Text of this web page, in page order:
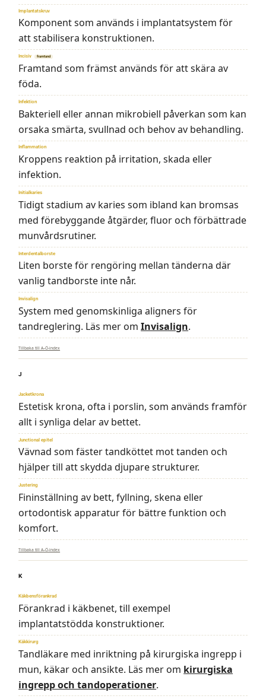
Implantatskruv
Komponent som används i implantatsystem för
att stabilisera konstruktionen.
Incisiv framtand
Framtand som främst används för att skära av
föda.
Infektion
Bakteriell eller annan mikrobiell påverkan som kan
orsaka smärta, svullnad och behov av behandling.
Inflammation
Kroppens reaktion på irritation, skada eller
infektion.
Initialkaries
Tidigt stadium av karies som ibland kan bromsas
med förebyggande åtgärder, fluor och förbättrade
munvårdsrutiner.
Interdentalborste
Liten borste för rengöring mellan tänderna där
vanlig tandborste inte når.
Invisalign
System med genomskinliga aligners för
tandreglering. Läs mer omInvisalign.
Tillbaka till A–Ö-index
J
Jacketkrona
Estetisk krona, ofta i porslin, som används framför
allt i synliga delar av bettet.
Junctional epitel
Vävnad som fäster tandköttet mot tanden och
hjälper till att skydda djupare strukturer.
Justering
Fininställning av bett, fyllning, skena eller
ortodontisk apparatur för bättre funktion och
komfort.
Tillbaka till A–Ö-index
K
Käkbensförankrad
Förankrad i käkbenet, till exempel
implantatstödda konstruktioner.
Käkkirurg
Tandläkare med inriktning på kirurgiska ingrepp i
mun, käkar och ansikte. Läs mer om kirurgiska
ingrepp och tandoperationer.